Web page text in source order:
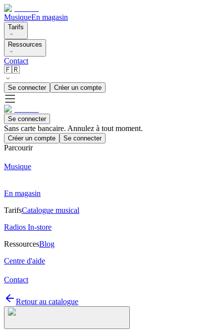
MusiqueEn magasin
Tarifs
Ressources
Contact
🇫🇷
Se connecter Créer un compte
Se connecter
Sans carte bancaire. Annulez à tout moment.
Créer un compte Se connecter
Parcourir
Musique
En magasin
TarifsCatalogue musical
Radios In-store
RessourcesBlog
Centre d'aide
Contact
Retour au catalogue